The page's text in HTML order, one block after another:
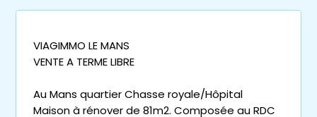
VIAGIMMO LE MANS
VENTE A TERME LIBRE
Au Mans quartier Chasse royale/Hôpital
Maison à rénover de 81m2. Composée au RDC